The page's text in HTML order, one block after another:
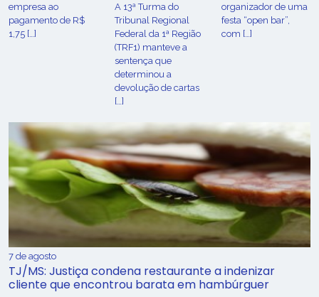
empresa ao
pagamento de R$
1,75 […]
A 13ª Turma do
Tribunal Regional
Federal da 1ª Região
(TRF1) manteve a
sentença que
determinou a
devolução de cartas
[…]
organizador de uma
festa “open bar”,
com […]
7 de agosto
TJ/MS: Justiça condena restaurante a indenizar
cliente que encontrou barata em hambúrguer